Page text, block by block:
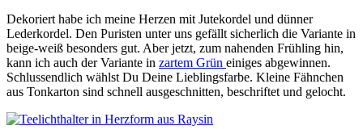
Dekoriert habe ich meine Herzen mit Jutekordel und dünner
Lederkordel. Den Puristen unter uns gefällt sicherlich die Variante in
beige-weiß besonders gut. Aber jetzt, zum nahenden Frühling hin,
kann ich auch der Variante in zartem Grün einiges abgewinnen.
Schlussendlich wählst Du Deine Lieblingsfarbe. Kleine Fähnchen
aus Tonkarton sind schnell ausgeschnitten, beschriftet und gelocht.